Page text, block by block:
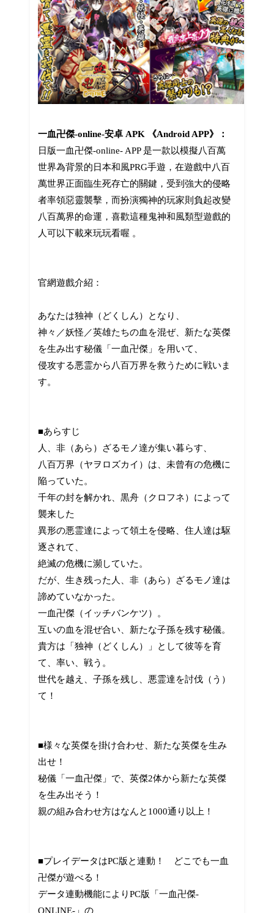
一血卍傑-online-安卓 APK 《Android APP》：
日版一血卍傑-online- APP 是一款以模擬八百萬
世界為背景的日本和風PRG手遊，在遊戲中八百
萬世界正面臨生死存亡的關鍵，受到強大的侵略
者率領惡靈襲擊，而扮演獨神的玩家則負起改變
八百萬界的命運，喜歡這種鬼神和風類型遊戲的
人可以下載來玩玩看喔 。
官網遊戲介紹：
あなたは独神（どくしん）となり、
神々／妖怪／英雄たちの血を混ぜ、新たな英傑
を生み出す秘儀「一血卍傑」を用いて、
侵攻する悪霊から八百万界を救うために戦いま
す。
■あらすじ
人、非（あら）ざるモノ達が集い暮らす、
八百万界（ヤヲロズカイ）は、未曾有の危機に
陥っていた。
千年の封を解かれ、黒舟（クロフネ）によって
襲来した
異形の悪霊達によって領土を侵略、住人達は駆
逐されて、
絶滅の危機に瀕していた。
だが、生き残った人、非（あら）ざるモノ達は
諦めていなかった。
一血卍傑（イッチバンケツ）。
互いの血を混ぜ合い、新たな子孫を残す秘儀。
貴方は「独神（どくしん）」として彼等を育
て、率い、戦う。
世代を越え、子孫を残し、悪霊達を討伐（う）
て！
■様々な英傑を掛け合わせ、新たな英傑を生み
出せ！
秘儀「一血卍傑」で、英傑2体から新たな英傑
を生み出そう！
親の組み合わせ方はなんと1000通り以上！
■プレイデータはPC版と連動！ どこでも一血
卍傑が遊べる！
データ連動機能によりPC版「一血卍傑-
ONLINE-」の